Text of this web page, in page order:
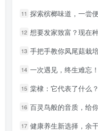
11 探索槟榔味道，一尝
12 想要发家致富？现在种
13 手把手教你凤尾菇栽
14 一次遇见，终生难忘！玫
15 棠棣：它代表了什么
16 百灵鸟般的音质，给你
17 健康养生新选择，余干
11 探索槟榔味道，一尝
12 想要发家致富？现在种
13 手把手教你凤尾菇栽
14 一次遇见，终生难忘！玫
15 棠棣：它代表了什么
16 百灵鸟般的音质，给你
17 健康养生新选择，余干